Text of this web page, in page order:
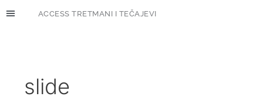
to
ACCESS TRETMANI I TEČAJEVI
slide